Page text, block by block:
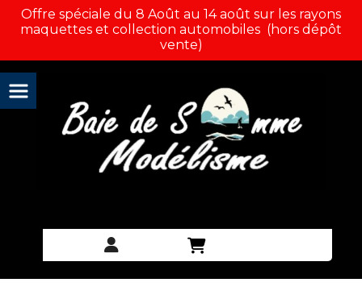
Offre spéciale du 8 Août au 14 août sur les rayons
maquettes et collection automobiles (hors dépôt
vente)
Panneau de gestion des cookies